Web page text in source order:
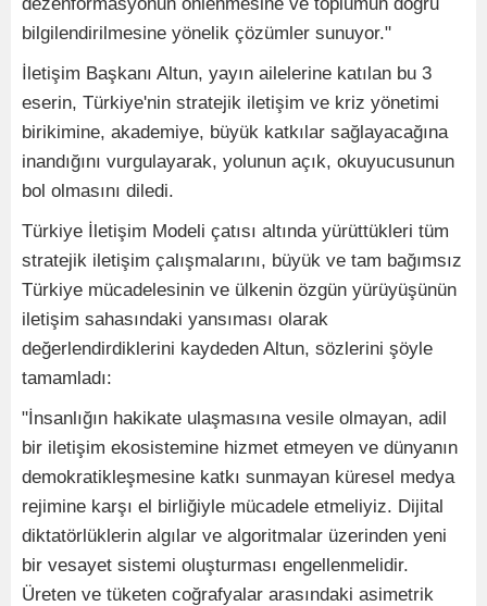
bilgilendirilmesine yönelik çözümler sunuyor."
İletişim Başkanı Altun, yayın ailelerine katılan bu 3
eserin, Türkiye'nin stratejik iletişim ve kriz yönetimi
birikimine, akademiye, büyük katkılar sağlayacağına
inandığını vurgulayarak, yolunun açık, okuyucusunun
bol olmasını diledi.
Türkiye İletişim Modeli çatısı altında yürüttükleri tüm
stratejik iletişim çalışmalarını, büyük ve tam bağımsız
Türkiye mücadelesinin ve ülkenin özgün yürüyüşünün
iletişim sahasındaki yansıması olarak
değerlendirdiklerini kaydeden Altun, sözlerini şöyle
tamamladı:
"İnsanlığın hakikate ulaşmasına vesile olmayan, adil
bir iletişim ekosistemine hizmet etmeyen ve dünyanın
demokratikleşmesine katkı sunmayan küresel medya
rejimine karşı el birliğiyle mücadele etmeliyiz. Dijital
diktatörlüklerin algılar ve algoritmalar üzerinden yeni
bir vesayet sistemi oluşturması engellenmelidir.
Üreten ve tüketen coğrafyalar arasındaki asimetrik